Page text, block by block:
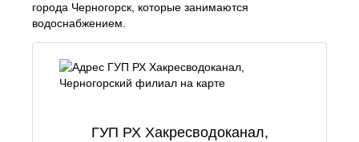
города Черногорск, которые занимаются
водоснабжением.
ГУП РХ Хакресводоканал,